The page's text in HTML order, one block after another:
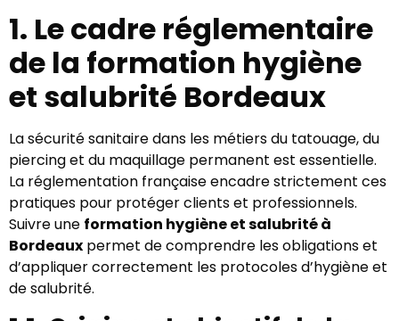
1. Le cadre réglementaire
de la formation hygiène
et salubrité Bordeaux
La sécurité sanitaire dans les métiers du tatouage, du
piercing et du maquillage permanent est essentielle.
La réglementation française encadre strictement ces
pratiques pour protéger clients et professionnels.
Suivre une formation hygiène et salubrité à
Bordeaux permet de comprendre les obligations et
d’appliquer correctement les protocoles d’hygiène et
de salubrité.